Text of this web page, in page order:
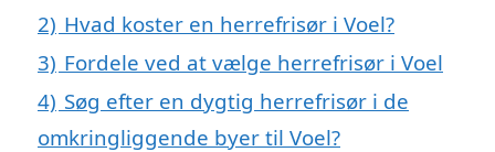
2) Hvad koster en herrefrisør i Voel?
3) Fordele ved at vælge herrefrisør i Voel
4) Søg efter en dygtig herrefrisør i de
omkringliggende byer til Voel?